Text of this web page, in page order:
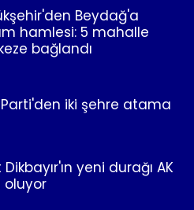
Beydağ'a
hamlesi: 5 mahalle
bağlandı
Parti'den iki şehre atama
yeni durağı AK
oluyor